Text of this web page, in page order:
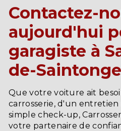
Contactez-
aujourd'hui
garagiste à
de-Saintonge
Que votre voiture ait
carrosserie, d'un
simple check-up,
votre partenaire de